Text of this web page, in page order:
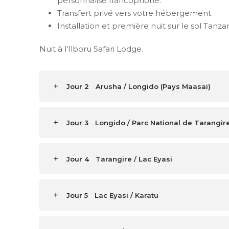
Transfert privé vers votre hébergement.
Installation et première nuit sur le sol
Nuit à l’Ilboru Safari Lodge.
Jour 2 Arusha / Longido (Pays Maasai)
Jour 3 Longido / Parc National de
Jour 4 Tarangire / Lac Eyasi
Jour 5 Lac Eyasi / Karatu